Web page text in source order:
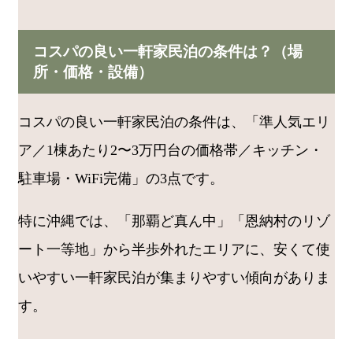
コスパの良い一軒家民泊の条件は？（場
所・価格・設備）
コスパの良い一軒家民泊の条件は、「準人気エリ
ア／1棟あたり2〜3万円台の価格帯／キッチン・
駐車場・WiFi完備」の3点です。
特に沖縄では、「那覇ど真ん中」「恩納村のリゾ
ート一等地」から半歩外れたエリアに、安くて使
いやすい一軒家民泊が集まりやすい傾向がありま
す。